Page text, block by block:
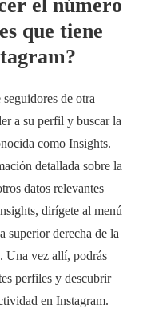
el número
que tiene
de otra
a su perfil y buscar la
como Insights.
detallada sobre la
datos relevantes
dirígete al menú
superior derecha de la
Una vez allí, podrás
perfiles y descubrir
en Instagram.